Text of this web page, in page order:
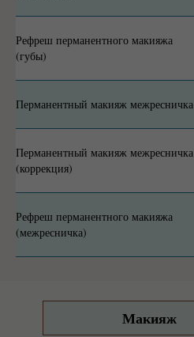
Рефреш перманентного макияжа
(губы)
Перманентный макияж межресничка
Перманентный макияж межресничка
(коррекция)
Рефреш перманентного макияжа
(межресничка)
Макияж